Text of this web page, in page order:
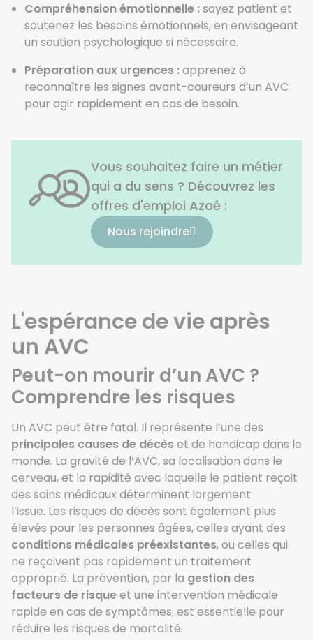
Compréhension émotionnelle :soyez patient et
soutenez les besoins émotionnels, en envisageant
un soutien psychologique si nécessaire.
Préparation aux urgences :apprenez à
reconnaître les signes avant-coureurs d’un AVC
pour agir rapidement en cas de besoin.
Vous souhaitez faire un métier
qui a du sens ? Découvrez les
offres d'emploi Azaé :
Nous rejoindre
L'espérance de vie après
un AVC
Peut-on mourir d’un AVC ?
Comprendre les risques
Un AVC peut être fatal. Il représente l’une des
principales causes de décèset de handicap dans le
monde. La gravité de l’AVC, sa localisation dans le
cerveau, et la rapidité avec laquelle le patient reçoit
des soins médicaux déterminent largement
l’issue. Les risques de décès sont également plus
élevés pour les personnes âgées, celles ayant des
conditions médicales préexistantes, ou celles qui
ne reçoivent pas rapidement un traitement
approprié. La prévention, par la gestion des
facteurs de risqueet une intervention médicale
rapide en cas de symptômes, est essentielle pour
réduire les risques de mortalité.